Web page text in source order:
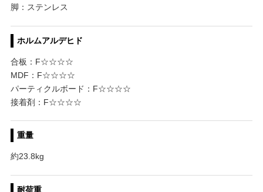
脚：ステンレス
ホルムアルデヒド
合板：F☆☆☆☆
MDF：F☆☆☆☆
パーティクルボード：F☆☆☆☆
接着剤：F☆☆☆☆
重量
約23.8kg
耐荷重